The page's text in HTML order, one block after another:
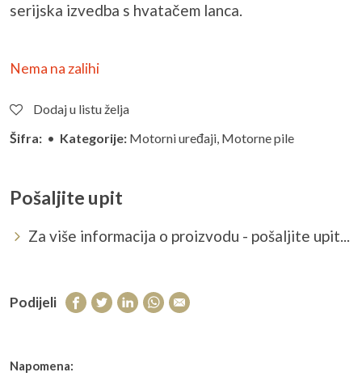
serijska izvedba s hvatačem lanca.
Nema na zalihi
Dodaj u listu želja
Šifra: • Kategorije: Motorni uređaji, Motorne pile
Pošaljite upit
Za više informacija o proizvodu - pošaljite upit...
Podijeli
Napomena: